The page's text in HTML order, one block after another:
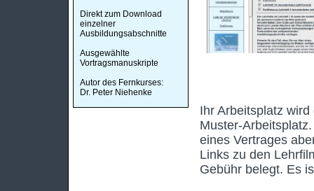
Direkt zum Download
einzelner
Ausbildungsabschnitte
Ausgewählte
Vortragsmanuskripte
Autor des Fernkurses:
Dr. Peter Niehenke
Ihr Arbeitsplatz
Muster-
eines Vertrages
Links zu den
Gebühr belegt. Es